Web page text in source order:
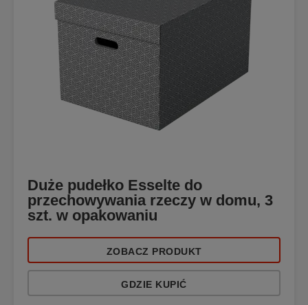
Duże pudełko Esselte do
przechowywania rzeczy w domu, 3
szt. w opakowaniu
ZOBACZ PRODUKT
GDZIE KUPIĆ